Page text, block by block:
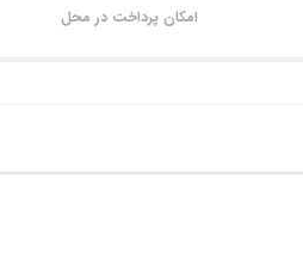
امکان پرداخت در محل